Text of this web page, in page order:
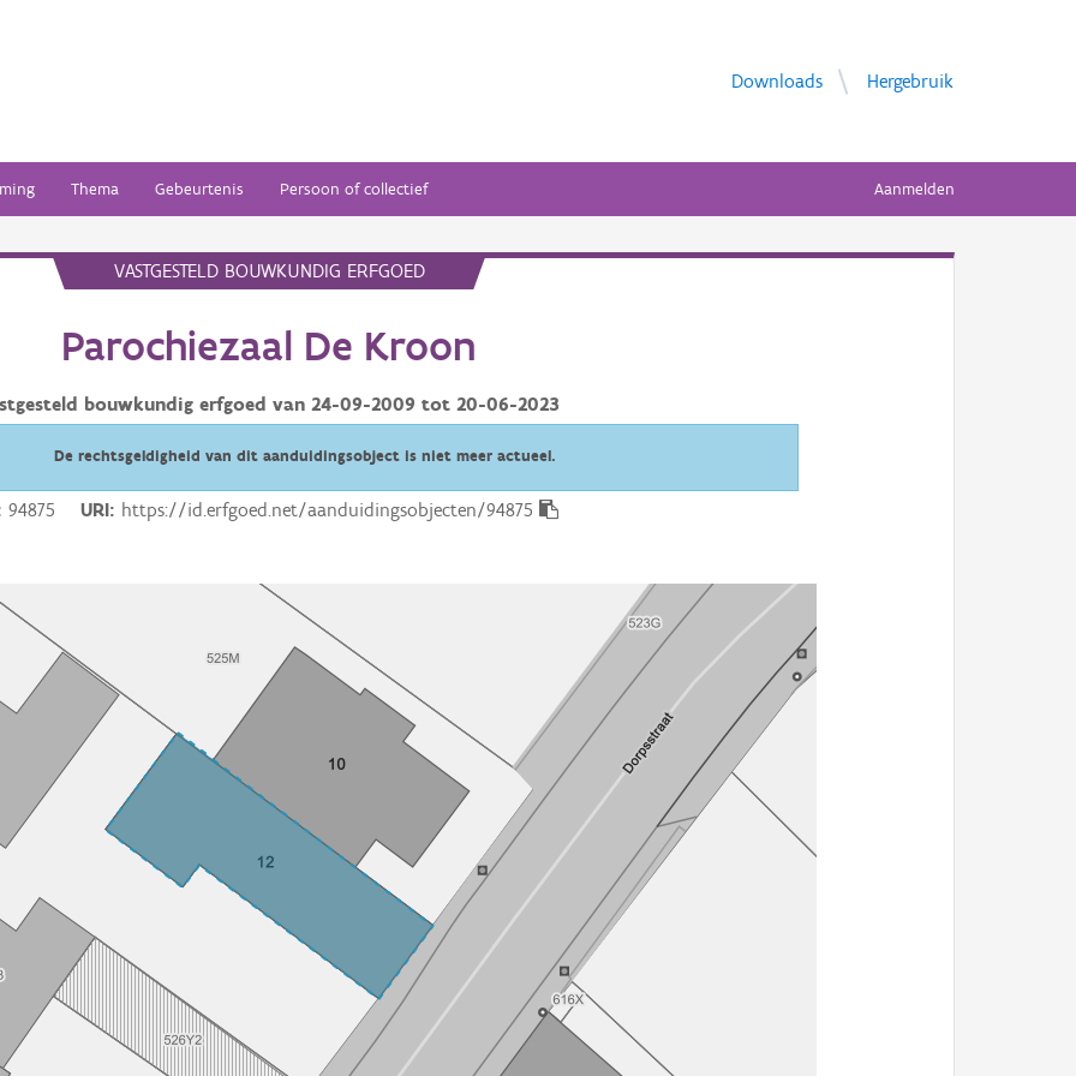
Downloads Hergebruik
Thema Gebeurtenis Persoon of collectief Aanmelden
VASTGESTELD BOUWKUNDIG ERFGOED
Parochiezaal De Kroon
bouwkundig erfgoed van24-09-2009 tot20-06-2023
De rechtsgeldigheid van dit aanduidingsobject is niet meer actueel.
94875 URI https://id.erfgoed.net/aanduidingsobjecten/94875